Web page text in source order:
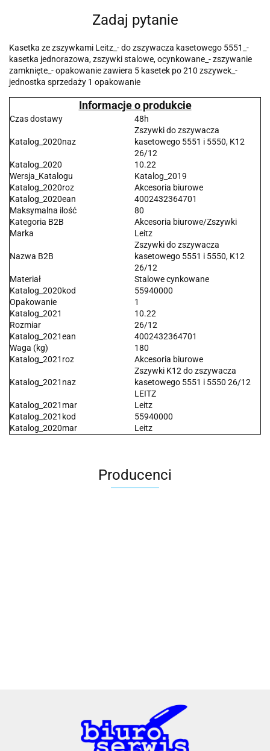
Zadaj pytanie
Kasetka ze zszywkami Leitz_- do zszywacza kasetowego 5551_-
kasetka jednorazowa, zszywki stalowe, ocynkowane_- zszywanie
zamknięte_- opakowanie zawiera 5 kasetek po 210 zszywek_-
jednostka sprzedaży 1 opakowanie
Informacje o produkcie
Czas dostawy 48h
Katalog_2020naz
Zszywki do zszywacza
kasetowego 5551 i 5550, K12
26/12
Katalog_2020
10.22
Wersja_Katalogu
Katalog_2019
Katalog_2020roz
Akcesoria biurowe
Katalog_2020ean
4002432364701
Maksymalna ilość
80
Kategoria B2B
Akcesoria biurowe/Zszywki
Marka
Leitz
Nazwa B2B
Zszywki do zszywacza
kasetowego 5551 i 5550, K12
26/12
Materiał
Stalowe cynkowane
Katalog_2020kod
55940000
Opakowanie
1
Katalog_2021
10.22
Rozmiar
26/12
Katalog_2021ean
4002432364701
Waga (kg)
180
Katalog_2021roz
Akcesoria biurowe
Katalog_2021naz
Zszywki K12 do zszywacza
kasetowego 5551 i 5550 26/12
LEITZ
Katalog_2021mar
Leitz
Katalog_2021kod
55940000
Katalog_2020mar
Leitz
Producenci
A4 Tech